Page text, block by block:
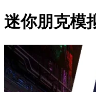
迷你朋克模